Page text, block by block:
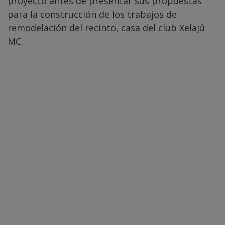
para la construcción de los trabajos de
remodelación del recinto, casa del club Xelajú
MC.